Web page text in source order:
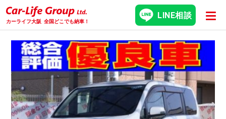
カーライフ大阪 全国どこでも納車！
LINE相談